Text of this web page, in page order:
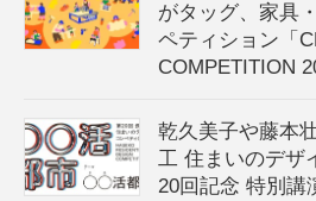
がタッグ、家具
ペティション「
COMPETITION
乾久美子や藤本
工 住まいのデザ
20回記念 特別講